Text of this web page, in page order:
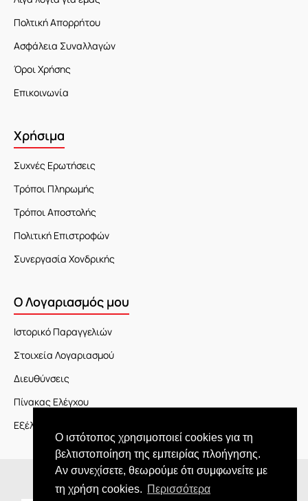
Ο ιστότοπος χρησιμοποιεί cookies για τη
βελτιστοποίηση της εμπειρίας πλοήγησης.
Αν συνεχίσετε, θεωρούμε ότι συμφωνείτε με
τη χρήση cookies. Περισσότερα
Πολτική Απορρήτου
Ασφάλεια Συναλλαγών
Όροι Χρήσης
Επικοινωνία
Χρήσιμα
Συχνές Ερωτήσεις
Τρόποι Πληρωμής
Τρόποι Αποστολής
Πολιτική Επιστροφών
Συνεργασία Χονδρικής
Ο Λογαριασμός μου
Ιστορικό Παραγγελιών
Στοιχεία Λογαριασμού
Διευθύνσεις
Πίνακας Ελέγχου
Εξέλιξη Παραγγελίας
Copyright © 2026 JOY market